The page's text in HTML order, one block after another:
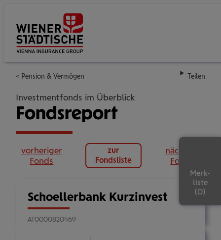
Pension & Vermögen Teilen
Investmentfonds im Überblick
Fondsreport
Schoellerbank Kurzinvest
AT0000820469
vorheriger
Fonds
zur
Fondsliste
nächster
Fonds
Merk-
liste